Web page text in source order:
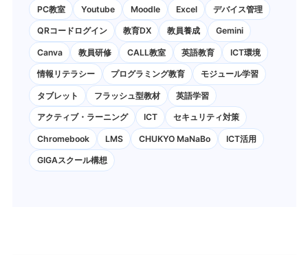
PC教室 Youtube Moodle Excel デバイス管理
QRコードログイン 教育DX 教員養成 Gemini
Canva 教員研修 CALL教室 英語教育 ICT環境
情報リテラシー プログラミング教育 モジュール学習
タブレット フラッシュ型教材 英語学習
アクティブ・ラーニング ICT セキュリティ対策
Chromebook LMS CHUKYO MaNaBo ICT活用
GIGAスクール構想